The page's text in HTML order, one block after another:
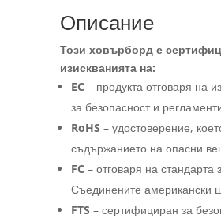
Описание
Този ховърборд е
изискванията на:
EC – продукта отговаря на
за безопасност и
RoHS – удостоверение,
съдържанието на опасни
FC – отговаря на стандарта
Съединените американски
FTS – сертифициран за